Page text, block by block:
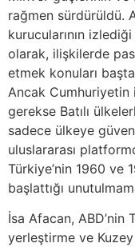
rağmen sürdürüldü.
kurucularının
olarak, ilişkilerde
etmek konuları
Ancak Cumhuriyetin
gerekse Batılı
sadece ülkeye
uluslararası
Türkiye’nin 1960 ve
başlattığı
İsa Afacan, ABD’nin
yerleştirme ve Kuzey